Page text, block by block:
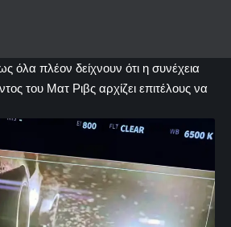
όλα πλέον δείχνουν ότι η συνέχεια
του Ματ Ριβς αρχίζει επιτέλους να